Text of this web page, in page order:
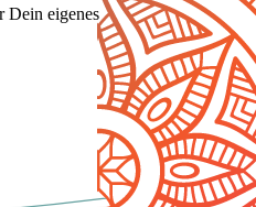
Dein eigenes